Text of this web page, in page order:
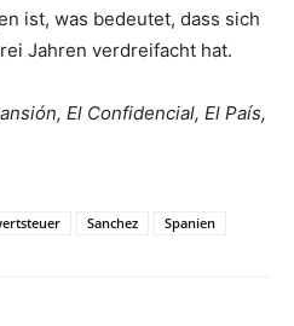
ist, was bedeutet, dass sich
Jahren verdreifacht hat.
El Confidencial, El País,
Sanchez Spanien